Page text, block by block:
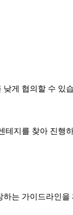
낮게 협의할 수 있
테지를 찾아 진행
는 가이드라인을